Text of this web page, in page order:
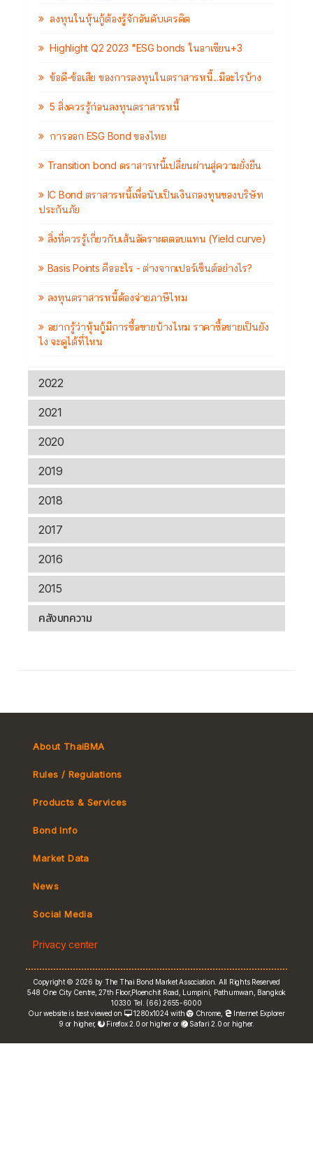
ลงทุนในหุ้นกู้ต้องรู้จักอันดับเครดิต
Highlight Q2 2023 "ESG bonds ในอาเซียน+3
ข้อดี-ข้อเสีย ของการลงทุนในตราสารหนี้...มีอะไรบ้าง
5 สิ่งควรรู้ก่อนลงทุนตราสารหนี้
การออก ESG Bond ของไทย
Transition bond ตราสารหนี้เปลี่ยนผ่านสู่ความยั่งยืน
IC Bond ตราสารหนี้เพื่อนับเป็นเงินกองทุนของบริษัท
ประกันภัย
สิ่งที่ควรรู้เกี่ยวกับเส้นอัตราผลตอบแทน (Yield curve)
Basis Points คืออะไร - ต่างจากเปอร์เซ็นต์อย่างไร?
ลงทุนตราสารหนี้ต้องจ่ายภาษีไหม
อยากรู้ว่าหุ้นกู้มีการซื้อขายบ้างไหม ราคาซื้อขายเป็นยัง
ไง จะดูได้ที่ไหน
2022
2021
2020
2019
2018
2017
2016
2015
คลังบทความ
About ThaiBMA
Rules / Regulations
Tax
Products & Services
MeBond
e-bookbuilding
Bond Info
Market Data
Yield Curve
FRN Rate
Bond Price
News
Social Media
Privacy center
Copyright © 2026 by The Thai Bond Market Association. All Rights Reserved
548 One City Centre, 27th Floor,Ploenchit Road, Lumpini, Pathumwan, Bangkok
10330 Tel. (66) 2655-6000
Our website is best viewed on
1280x1024 with Chrome
Internet Explorer
9 or higher,
Firefox 2.0 or higher or Safari 2.0 or higher.